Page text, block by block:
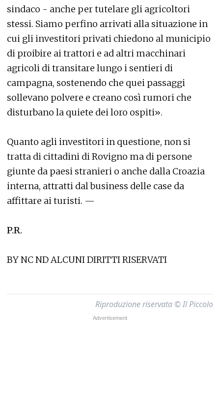
sindaco - anche per tutelare gli agricoltori
stessi. Siamo perfino arrivati alla situazione in
cui gli investitori privati chiedono al municipio
di proibire ai trattori e ad altri macchinari
agricoli di transitare lungo i sentieri di
campagna, sostenendo che quei passaggi
sollevano polvere e creano così rumori che
disturbano la quiete dei loro ospiti».
Quanto agli investitori in questione, non si
tratta di cittadini di Rovigno ma di persone
giunte da paesi stranieri o anche dalla Croazia
interna, attratti dal business delle case da
affittare ai turisti. —
P.R.
BY NC ND ALCUNI DIRITTI RISERVATI
Riproduzione riservata © Il Piccolo